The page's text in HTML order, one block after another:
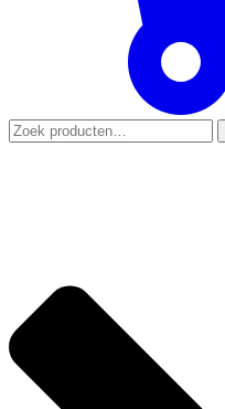
Zoeken
naar: